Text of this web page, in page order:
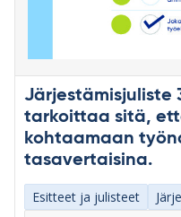
Järjestämisjuliste
tarkoittaa sitä,
kohtaamaan
tasavertaisina.
Esitteet ja julisteet